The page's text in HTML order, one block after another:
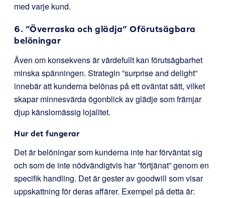
med varje kund.
6. ”Överraska och glädja” Oförutsägbara
belöningar
Även om konsekvens är värdefullt kan förutsägbarhet
minska spänningen. Strategin ”surprise and delight”
innebär att kunderna belönas på ett oväntat sätt, vilket
skapar minnesvärda ögonblick av glädje som främjar
djup känslomässig lojalitet.
Hur det fungerar
Det är belöningar som kunderna inte har förväntat sig
och som de inte nödvändigtvis har ”förtjänat” genom en
specifik handling. Det är gester av goodwill som visar
uppskattning för deras affärer. Exempel på detta är: